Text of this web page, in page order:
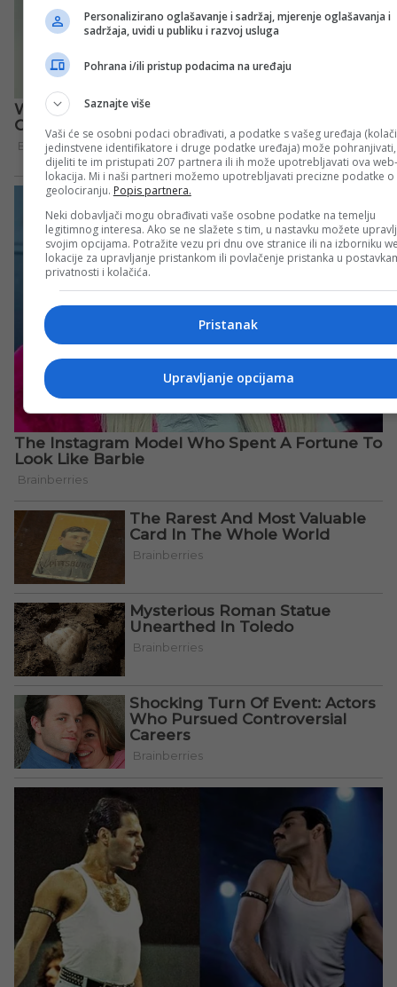
Personalizirano oglašavanje i sadržaj, mjerenje oglašavanja i
sadržaja, uvidi u publiku i razvoj usluga
Pohrana i/ili pristup podacima na uređaju
Saznajte više
Vaši će se osobni podaci obrađivati, a podatke s vašeg uređaja
jedinstvene identifikatore i druge podatke uređaja) može pohranjivati,
dijeliti te im pristupati 207 partnera ili ih može upotrebljavati ova web-
lokacija. Mi i naši partneri možemo upotrebljavati precizne podatke o
geolociranju. Popis partnera.
Neki dobavljači mogu obrađivati vaše osobne podatke na temelju
legitimnog interesa. Ako se ne slažete s tim, u nastavku možete
svojim opcijama. Potražite vezu pri dnu ove stranice ili na izborniku
lokacije za upravljanje pristankom ili povlačenje pristanka u
privatnosti i kolačića.
Pristanak
Upravljanje opcijama